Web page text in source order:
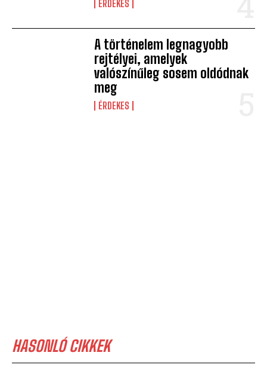
ÉRDEKES
A történelem legnagyobb
rejtélyei, amelyek
valószínűleg sosem oldódnak
meg
ÉRDEKES
HASONLÓ CIKKEK